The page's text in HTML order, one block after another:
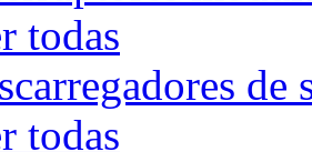
todas
de
todas